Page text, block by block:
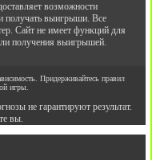
возможности
получать выигрыши. Все
Сайт не имеет функций для
получения выигрышей.
Придерживайтесь правил
игры.
не гарантируют результат.
вы.